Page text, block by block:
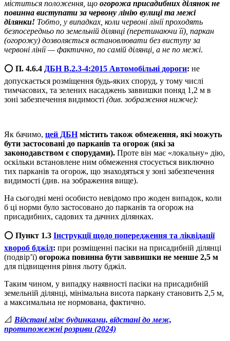
міститься положення, що огорожа присадибних ділянок не
повинна виступати за червону лінію вулиці та межі
ділянки! Тобто, у випадках, коли червоні лінії проходять
безпосередньо по земельній ділянці (перетинаючи її), паркан
(огорожу) дозволяється встановлювати без виступу за
червоні лінії — фактично, по самій ділянці, а не по межі.
⭕️ П. 4.6.4 ДБН В.2.3-4:2015 Автомобільні дороги: не
допускається розміщення будь-яких споруд, у тому числі
тимчасових, та зелених насаджень заввишки поняд 1,2 м в
зоні забезпечення видимості (див. зображення нижче):
Як бачимо, цей ДБНмістить також обмеження, які можуть
бути застосовані до парканів та огорож (які за
законодавством є спорудами). Проте він має «локальну» дію,
оскільки встановлене ним обмеження стосується виключно
тих парканів та огорож, що знаходяться у зоні забезпечення
видимості (див. на зображення вище).
На сьогодні мені особисто невідомо про жоден випадок, коли
б ці норми було застосовано до парканів та огорож на
присадибних, садових та дачних ділянках.
⭕️ Пункт 1.3 Інструкціїщодо попередження та ліквідації
хвороб бджіл: при розміщенні пасіки на присадибній ділянці
(подвір’ї) огорожа повинна бути заввишки не менше 2,5 м
для підвищення рівня льоту бджіл.
Таким чином, у випадку наявності пасіки на присадибній
земельній ділянці, мінімальна висота паркану становить 2,5 м,
а максимальна не нормована, фактично.
📐 Відстані між будинками, відстані до меж,
протипожежні розриви (2024)